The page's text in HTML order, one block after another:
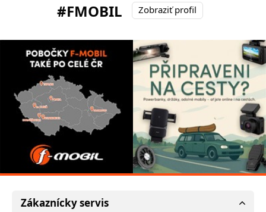
#FMOBIL
Zobraziť profil
Zákaznícky servis